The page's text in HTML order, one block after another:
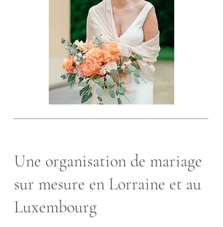
Une organisation de mariage
sur mesure en Lorraine et au
Luxembourg